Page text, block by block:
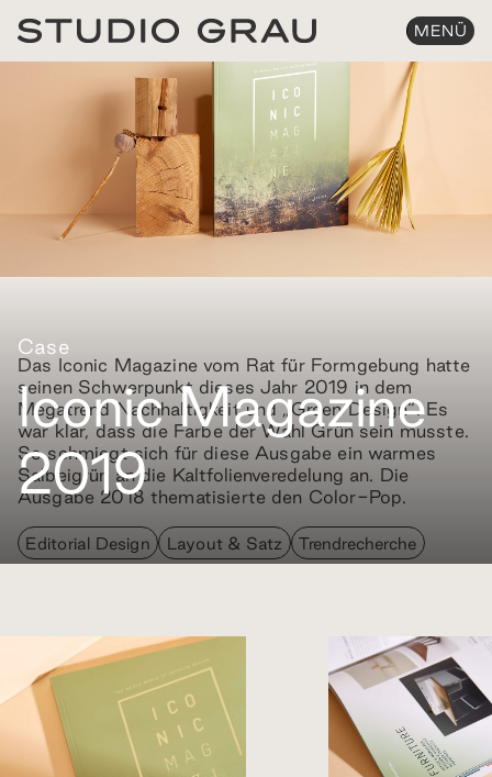
MENÜ
Case
Iconic Magazine
2019
Das Iconic Magazine vom Rat für Formgebung hatte
seinen Schwerpunkt dieses Jahr 2019 in dem
Megatrend Nachhaltigkeit und „Green Design“. Es
war klar, dass die Farbe der Wahl Grün sein musste.
So schmiegt sich für diese Ausgabe ein warmes
Salbeigrün an die Kaltfolienveredelung an. Die
Ausgabe 2018 thematisierte den Color-Pop.
Editorial Design Layout & Satz Trendrecherche